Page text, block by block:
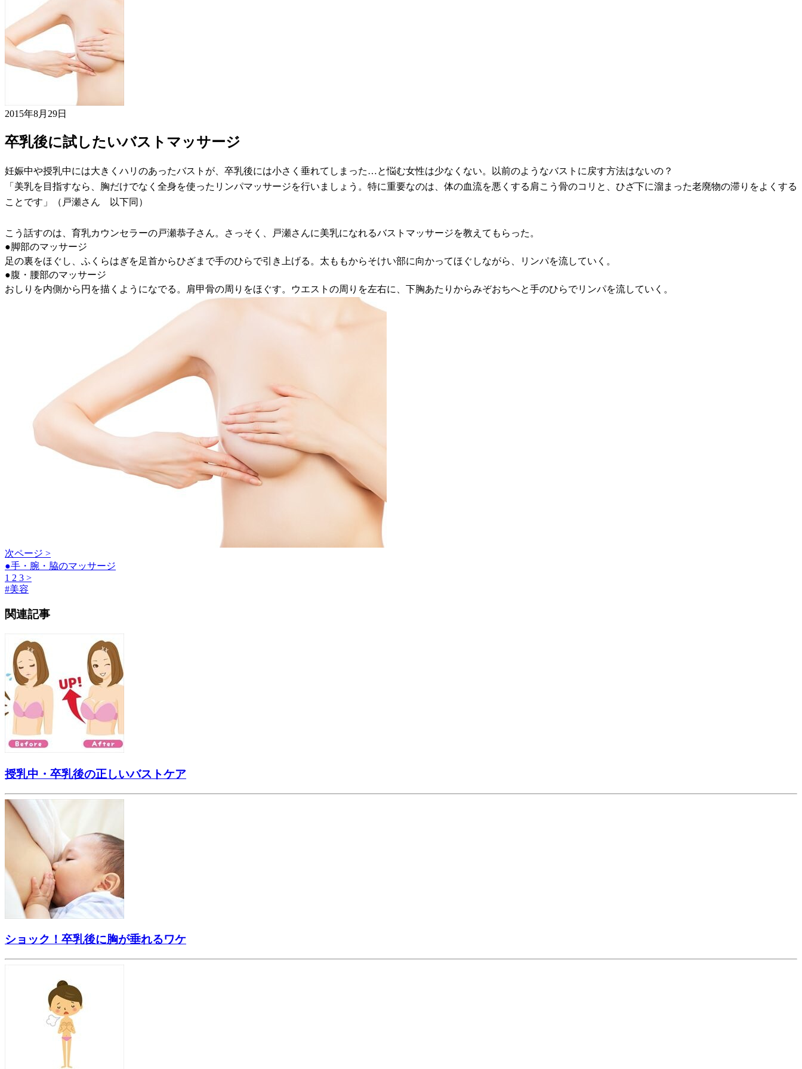
2015年8月29日
卒乳後に試したいバストマッサージ
妊娠中や授乳中には大きくハリのあったバストが、卒乳後には小さく垂れてしまった…と悩む女性は少なくない。以前のようなバストに戻す方法はないの？
「美乳を目指すなら、胸だけでなく全身を使ったリンパマッサージを行いましょう。特に重要なのは、体の血流を悪くする肩こう骨のコリと、ひざ下に溜まった老廃物の滞りをよくする
ことです」（戸瀬さん 以下同）
こう話すのは、育乳カウンセラーの戸瀬恭子さん。さっそく、戸瀬さんに美乳になれるバストマッサージを教えてもらった。
●脚部のマッサージ
足の裏をほぐし、ふくらはぎを足首からひざまで手のひらで引き上げる。太ももからそけい部に向かってほぐしながら、リンパを流していく。
●腹・腰部のマッサージ
おしりを内側から円を描くようになでる。肩甲骨の周りをほぐす。ウエストの周りを左右に、下胸あたりからみぞおちへと手のひらでリンパを流していく。
次ページ >
●手・腕・脇のマッサージ
1 2 3 >
#美容
関連記事
授乳中・卒乳後の正しいバストケア
ショック！卒乳後に胸が垂れるワケ